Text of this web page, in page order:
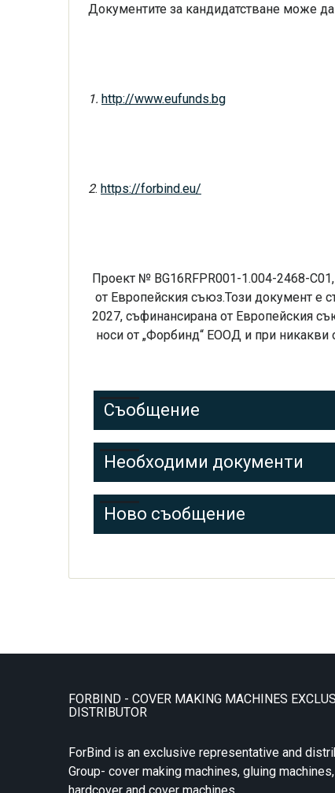
Документите за кандидатстване може
1. http://www.eufunds.bg
2. https://forbind.eu/
Проект № BG16RFPR001-1.004-2468-
от Европейския съюз.Този документ е
2027, съфинансирана от Европейския
носи от „Форбинд“ ЕООД и при никакви
Съобщение
Необходими документи
Ново съобщение
FORBIND - COVER MAKING MACHINES
DISTRIBUTOR
ForBind is an exclusive representative and
Group- cover making machines, gluing